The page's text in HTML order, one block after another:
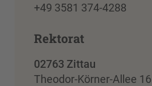
+49 3581 374-4288
Rektorat
02763 Zittau
Theodor-Körner-Allee 16